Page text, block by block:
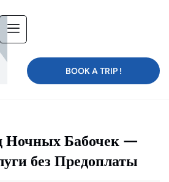
BOOK A TRIP !
Ночных Бабочек —
без Предоплаты